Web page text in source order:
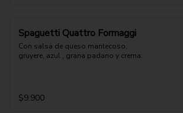
Spaguetti Quattro Formaggi
Con salsa de queso mantecoso,
gruyere, azul , grana padano y crema.
$9.900